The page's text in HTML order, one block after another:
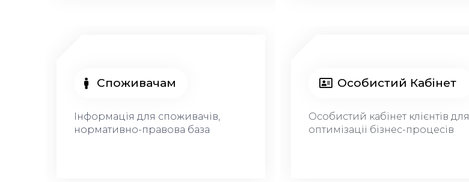
Споживачам
Інформація для споживачів,
нормативно-правова база
Особистий Кабiнет​
Особистий кабінет клієнтів для
оптимізації бізнес-процесів